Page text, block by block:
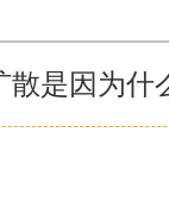
散是因为什